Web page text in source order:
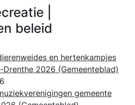
|
beleid
en hertenkampjes
Drenthe 2026 (Gemeenteblad)
gemeente